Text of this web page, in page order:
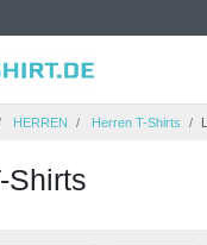
HERREN Herren T-Shirts
Shirts